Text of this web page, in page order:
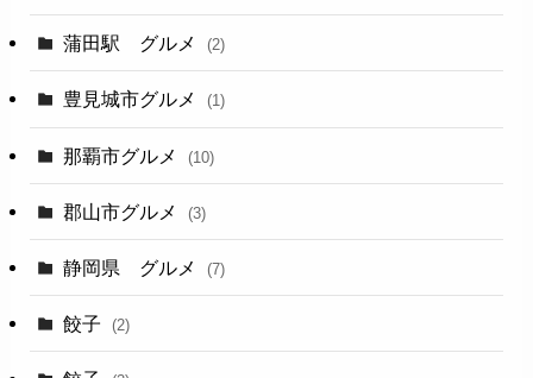
蒲田駅 グルメ (2)
豊見城市グルメ (1)
那覇市グルメ (10)
郡山市グルメ (3)
静岡県 グルメ (7)
餃子 (2)